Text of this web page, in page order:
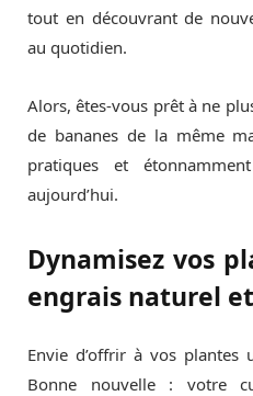
tout en découvrant de
au quotidien.
Alors, êtes-vous prêt à ne
de bananes de la même
pratiques et
aujourd’hui.
Dynamisez vos
engrais naturel
Envie d’offrir à vos
Bonne nouvelle : votre